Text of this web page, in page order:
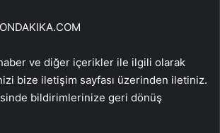
ve diğer içerikler ile ilgili olarak
bize iletişim sayfası üzerinden iletiniz.
bildirimlerinize geri dönüş